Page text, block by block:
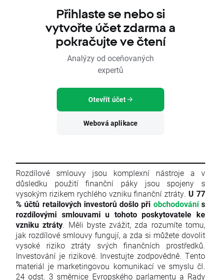
Přihlaste se nebo si
vytvořte účet zdarma a
pokračujte ve čtení
Analýzy od oceňovaných
expertů
Otevřít účet
Webová aplikace
Rozdílové smlouvy jsou komplexní nástroje a v
důsledku použití finanční páky jsou spojeny s
vysokým rizikem rychlého vzniku finanční ztráty. U 77
% účtů retailových investorů došlo při obchodovánís
rozdílovými smlouvami u tohoto poskytovatele ke
vzniku ztráty. Měli byste zvážit, zda rozumíte tomu,
jak rozdílové smlouvy fungují, a zda si můžete dovolit
vysoké riziko ztráty svých finančních prostředků.
Investování je rizikové. Investujte zodpovědně. Tento
materiál je marketingovou komunikací ve smyslu čl.
24 odst. 3 směrnice Evropského parlamentu a Rady